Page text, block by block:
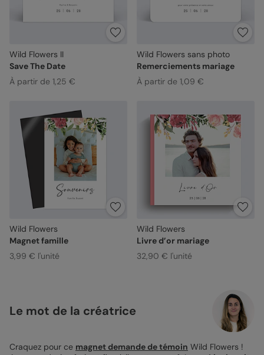
Wild Flowers II
Save The Date
À partir de 1,25 €
Wild Flowers sans photo
Remerciements mariage
À partir de 1,09 €
Wild Flowers
Magnet famille
3,99 € l'unité
Wild Flowers
Livre d’or mariage
32,90 € l'unité
Le mot de la créatrice
Craquez pour ce magnet demande de témoin Wild Flowers !